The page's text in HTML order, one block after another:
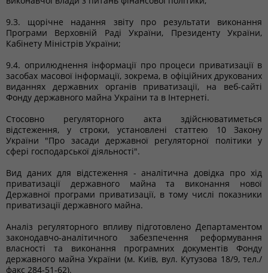
9.3. щорічне надання звіту про результати виконання
Програми Верховній Раді України, Президенту України,
Кабінету Міністрів України;
9.4. оприлюднення інформації про процеси приватизації в
засобах масової інформації, зокрема, в офіційних друкованих
виданнях державних органів приватизації, на веб-сайті
Фонду державного майна України та в Інтернеті.
Стосовно регуляторного акта здійснюватиметься
відстеження, у строки, установлені статтею 10 Закону
України "Про засади державної регуляторної політики у
сфері господарської діяльності".
Вид даних для відстеження - аналітична довідка про хід
приватизації державного майна та виконання нової
Державної програми приватизації, в тому числі показники
приватизації державного майна.
Аналіз регуляторного впливу підготовлено Департаментом
законодавчо-аналітичного забезпечення реформування
власності та виконання програмних документів Фонду
державного майна України (м. Київ, вул. Кутузова 18/9, тел./
факс 284-51-62).